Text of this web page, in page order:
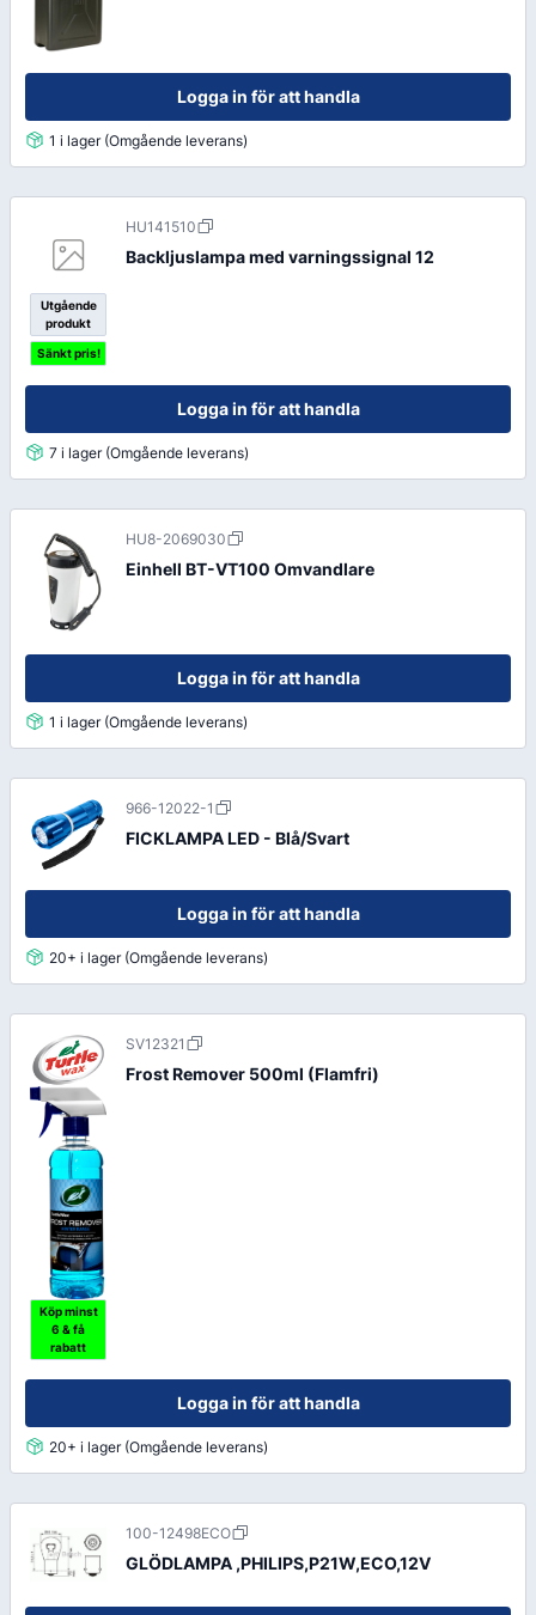
Logga in för att handla
1 i lager (Omgående leverans)
Utgående
produkt
Sänkt pris!
HU141510
Backljuslampa med varningssignal 12
Logga in för att handla
7 i lager (Omgående leverans)
HU8-2069030
Einhell BT-VT100 Omvandlare
Logga in för att handla
1 i lager (Omgående leverans)
966-12022-1
FICKLAMPA LED - Blå/Svart
Logga in för att handla
20+ i lager (Omgående leverans)
Köp minst
6 & få
rabatt
SV12321
Frost Remover 500ml (Flamfri)
Logga in för att handla
20+ i lager (Omgående leverans)
100-12498ECO
GLÖDLAMPA ,PHILIPS,P21W,ECO,12V